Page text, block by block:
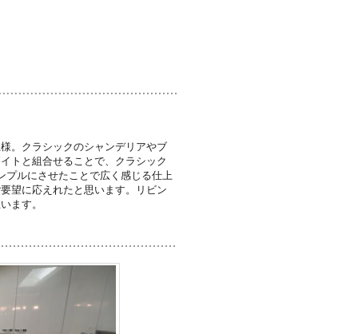
。クラシックのシャンデリアやブ
トと組合せることで、クラシック
プルにさせたことで広く感じる仕上
望に応えれたと思います。リビン
ます。